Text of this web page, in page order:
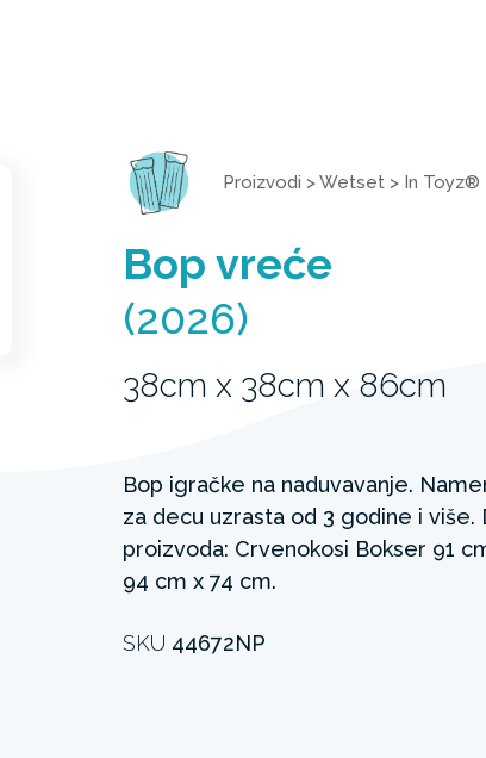
Proizvodi >Wetset > In Toyz®
Bop vreće
(2026)
38cm x 38cm x 86cm
Bop igračke na naduvavanje.
za decu uzrasta od 3 godine i više.
proizvoda: Crvenokosi Bokser 91
94 cm x 74 cm.
SKU 44672NP